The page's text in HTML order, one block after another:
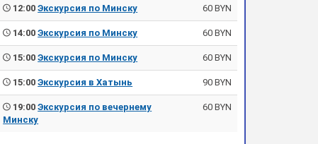
12:00Экскурсия по Минску 60 BYN
14:00Экскурсия по Минску 60 BYN
15:00Экскурсия по Минску 60 BYN
15:00Экскурсия в Хатынь 90 BYN
19:00Экскурсия по вечернему
Минску
60 BYN